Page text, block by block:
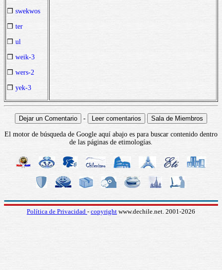
❒ swekwos
❒ ter
❒ ul
❒ weik-3
❒ wers-2
❒ yek-3
-
El motor de búsqueda de Google aquí abajo es para buscar contenido dentro
de las páginas de etimologías.
Política de Privacidad - copyright www.dechile.net. 2001-2026